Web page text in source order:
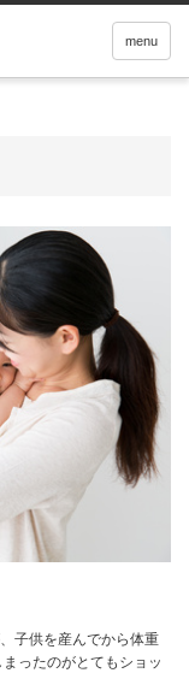
menu
子供を産んでから体重
ったのがとてもショッ